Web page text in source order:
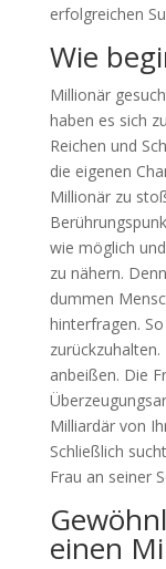
erfolgreichen
Wie
Millionär
haben es sich
Reichen und
die eigenen
Millionär zu
wie möglich
zu nähern.
dummen
hinterfragen.
anbeißen. Die
Milliardär von
Schließlich
Frau an seiner
einen